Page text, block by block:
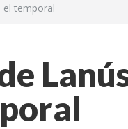
el temporal